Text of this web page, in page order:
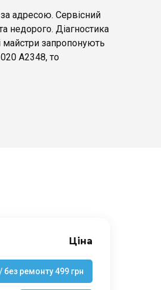
адресою. Сервісний
недорого. Діагностика
запропонують
A2348, то
Ціна
ремонту 499 грн